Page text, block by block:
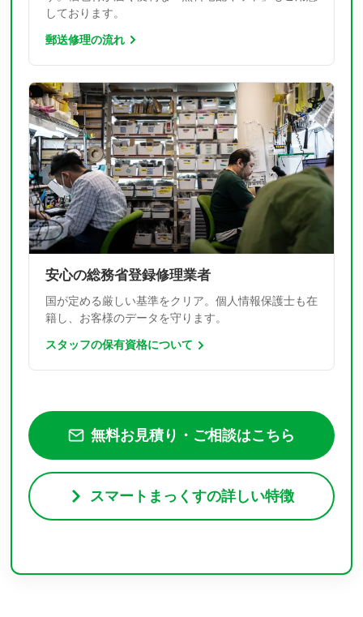
しております。
郵送修理の流れ
安心の総務省登録修理業者
国が定める厳しい基準をクリア。個人情報保護士も在
籍し、お客様のデータを守ります。
スタッフの保有資格について
無料お見積り・ご相談はこちら
スマートまっくすの詳しい特徴